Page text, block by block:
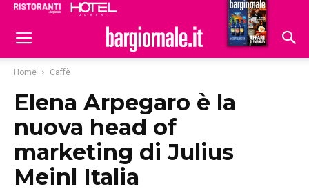
Hoteldomani
Home Caffè
Elena Arpegaro è la
nuova head of
marketing di Julius
Meinl Italia